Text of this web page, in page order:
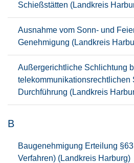
Schießstätten (Landkreis
Ausnahme vom Sonn- und
Genehmigung (Landkreis
Außergerichtliche Schlichtung
telekommunikationsrechtlichen
Durchführung (Landkreis
B
Baugenehmigung Erteilung
Verfahren) (Landkreis Harburg)